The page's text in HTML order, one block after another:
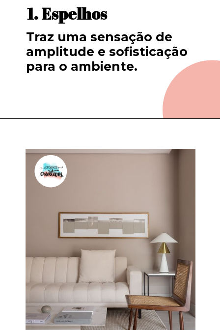
Traz uma sensação de
amplitude e sofisticação
para o ambiente.
1. Espelhos